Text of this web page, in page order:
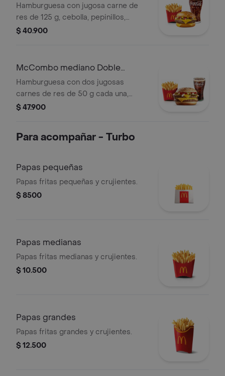
Libra con Queso
Hamburguesa con jugosa carne de
res de 125 g, cebolla, pepinillos,
queso cheddar cremoso, salsa de
medianas y bebida mediana a
$ 40.900
McCombo mediano Doble
Cuarto de Libra con Queso
Hamburguesa con dos jugosas
carnes de res de 50 g cada una,
doble queso cheddar cremoso,
Acompañada de papas fritas
elección.
$ 47.900
Para acompañar - Turbo
Papas pequeñas
Papas fritas pequeñas y crujientes.
$ 8500
Papas medianas
Papas fritas medianas y crujientes.
$ 10.500
Papas grandes
Papas fritas grandes y crujientes.
$ 12.500